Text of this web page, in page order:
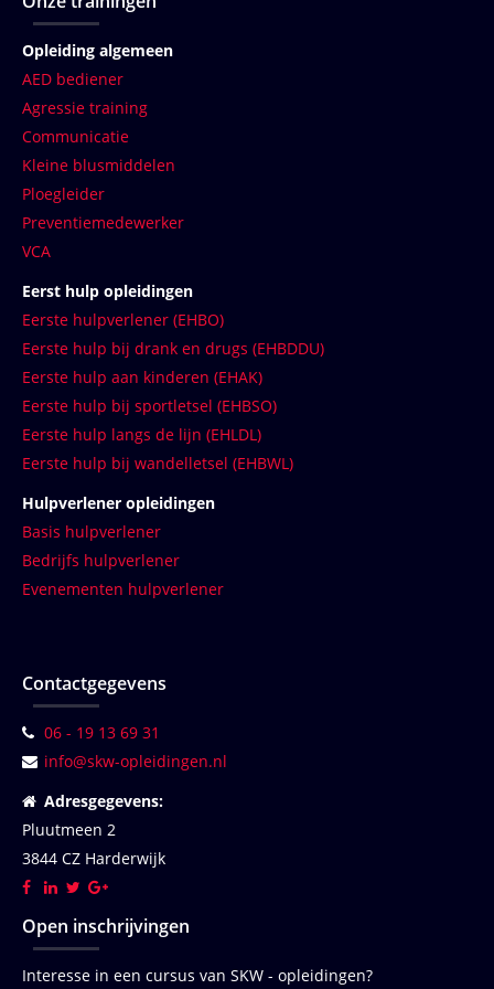
Opleiding algemeen
AED bediener
Agressie training
Communicatie
Kleine blusmiddelen
Ploegleider
Preventiemedewerker
VCA
Eerst hulp opleidingen
Eerste hulpverlener (EHBO)
Eerste hulp bij drank en drugs (EHBDDU)
Eerste hulp aan kinderen (EHAK)
Eerste hulp bij sportletsel (EHBSO)
Eerste hulp langs de lijn (EHLDL)
Eerste hulp bij wandelletsel (EHBWL)
Hulpverlener opleidingen
Basis hulpverlener
Bedrijfs hulpverlener
Evenementen hulpverlener
Contactgegevens
06 - 19 13 69 31
info@skw-opleidingen.nl
Adresgegevens:
Pluutmeen 2
3844 CZ Harderwijk
Open inschrijvingen
Interesse in een cursus van SKW - opleidingen?